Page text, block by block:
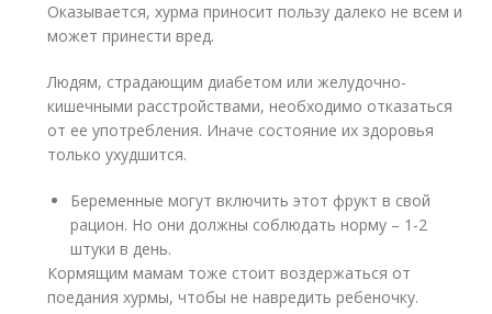
Оказывается, хурма приносит пользу далеко не всем и
может принести вред.
Людям, страдающим диабетом или желудочно-
кишечными расстройствами, необходимо отказаться
от ее употребления. Иначе состояние их здоровья
только ухудшится.
Беременные могут включить этот фрукт в свой
рацион. Но они должны соблюдать норму – 1-2
штуки в день.
Кормящим мамам тоже стоит воздержаться от
поедания хурмы, чтобы не навредить ребеночку.